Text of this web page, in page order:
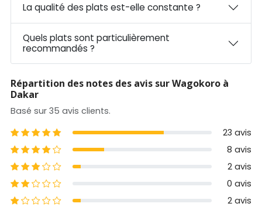
La qualité des plats est-elle constante ?
Quels plats sont particulièrement
recommandés ?
Répartition des notes des avis sur Wagokoro à
Dakar
Basé sur 35 avis clients.
5 étoiles
23 avis
4 étoiles
8 avis
3 étoiles
2 avis
2 étoiles
0 avis
1 étoiles
2 avis